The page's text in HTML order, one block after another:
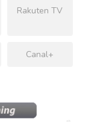
Rakuten TV
Canal+